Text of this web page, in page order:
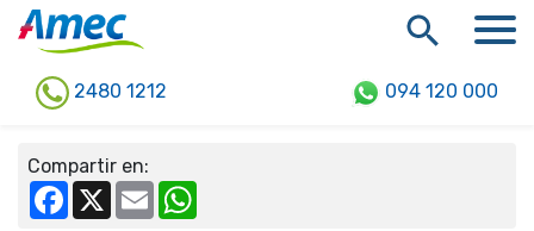
2480 1212 094 120 000
Compartir en:
Facebook
X Email